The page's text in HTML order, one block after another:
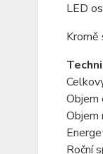
LED
Objem
Objem
Roční